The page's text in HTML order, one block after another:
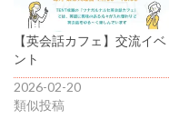
【英会話カフェ】交流イベ
ント
2026-02-20
類似投稿